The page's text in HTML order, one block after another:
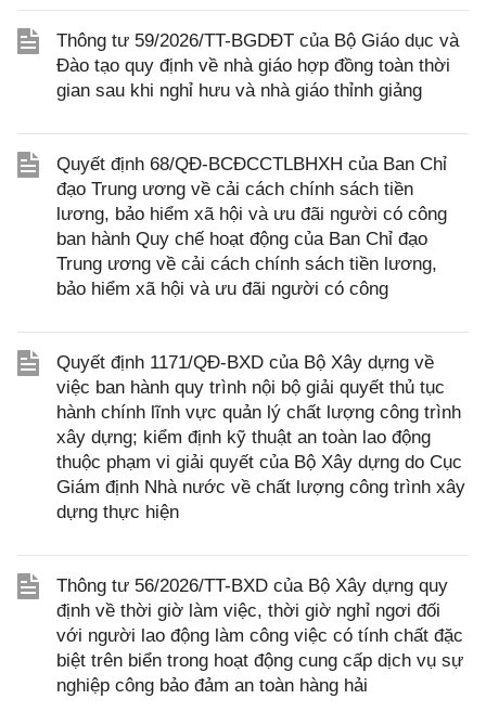
Thông tư 59/2026/TT-BGDĐT của Bộ Giáo dục và
Đào tạo quy định về nhà giáo hợp đồng toàn thời
gian sau khi nghỉ hưu và nhà giáo thỉnh giảng
Quyết định 68/QĐ-BCĐCCTLBHXH của Ban Chỉ
đạo Trung ương về cải cách chính sách tiền
lương, bảo hiểm xã hội và ưu đãi người có công
ban hành Quy chế hoạt động của Ban Chỉ đạo
Trung ương về cải cách chính sách tiền lương,
bảo hiểm xã hội và ưu đãi người có công
Quyết định 1171/QĐ-BXD của Bộ Xây dựng về
việc ban hành quy trình nội bộ giải quyết thủ tục
hành chính lĩnh vực quản lý chất lượng công trình
xây dựng; kiểm định kỹ thuật an toàn lao động
thuộc phạm vi giải quyết của Bộ Xây dựng do Cục
Giám định Nhà nước về chất lượng công trình xây
dựng thực hiện
Thông tư 56/2026/TT-BXD của Bộ Xây dựng quy
định về thời giờ làm việc, thời giờ nghỉ ngơi đối
với người lao động làm công việc có tính chất đặc
biệt trên biển trong hoạt động cung cấp dịch vụ sự
nghiệp công bảo đảm an toàn hàng hải